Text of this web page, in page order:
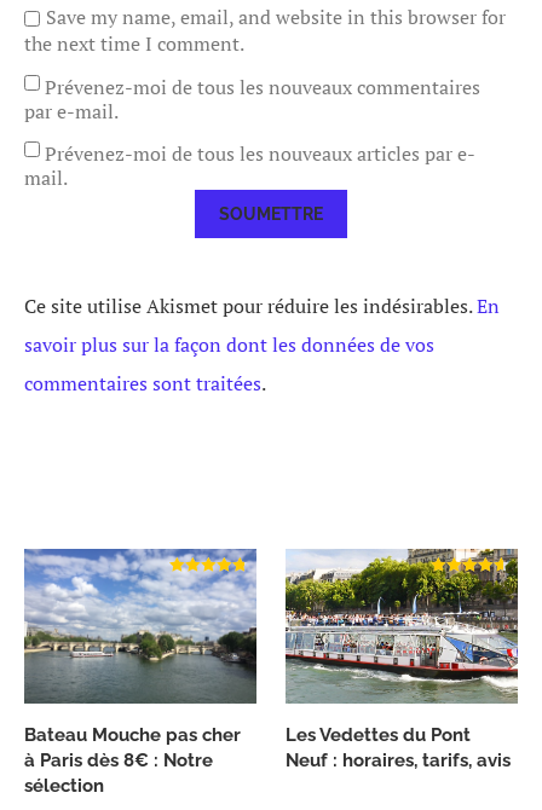
Save my name, email, and website in this browser for
the next time I comment.
Prévenez-moi de tous les nouveaux commentaires
par e-mail.
Prévenez-moi de tous les nouveaux articles par e-
mail.
Ce site utilise Akismet pour réduire les indésirables.En
savoir plus sur la façon dont les données de vos
commentaires sont traitées.
Bateau Mouche pas cher
à Paris dès 8€ : Notre
sélection
Les Vedettes du Pont
Neuf : horaires, tarifs, avis